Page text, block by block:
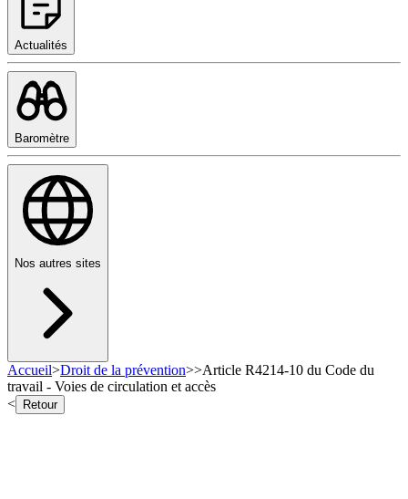
Actualités
Baromètre
Nos autres sites
Accueil>Droit de la prévention>>Article R4214-10 du Code du
travail - Voies de circulation et accès
<
Retour